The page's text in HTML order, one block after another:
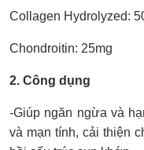
Collagen Hydrolyzed:
Chondroitin: 25mg
2. Công dụng
-Giúp ngăn ngừa và
và mạn tính, cải thiện